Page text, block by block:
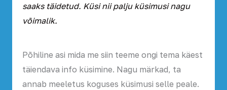
saaks täidetud. Küsi nii palju küsimusi nagu
võimalik.
Põhiline asi mida me siin teeme ongi tema käest
täiendava info küsimine. Nagu märkad, ta
annab meeletus koguses küsimusi selle peale.